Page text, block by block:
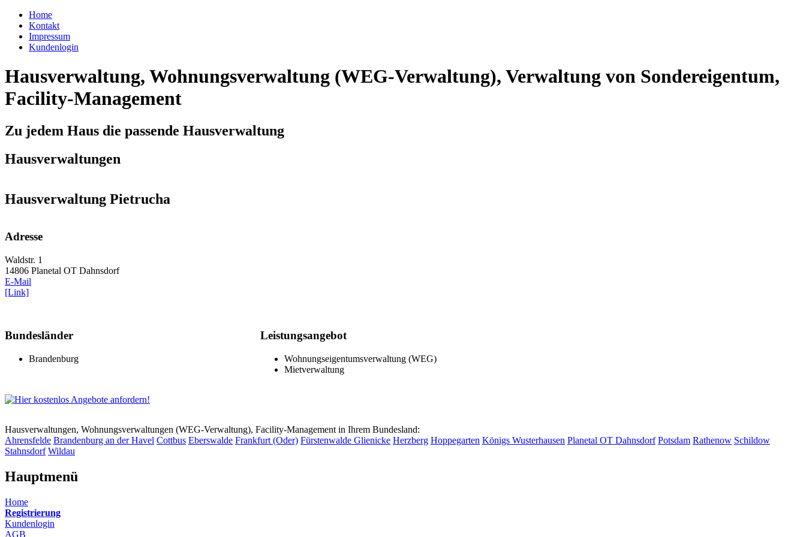
Home
Kontakt
Impressum
Kundenlogin
Hausverwaltung, Wohnungsverwaltung (WEG-Verwaltung), Verwaltung von Sondereigentum,
Facility-Management
Zu jedem Haus die passende Hausverwaltung
Hausverwaltungen
Hausverwaltung Pietrucha
Adresse
Waldstr. 1
14806 Planetal OT Dahnsdorf
E-Mail
[Link]
Bundesländer
Brandenburg
Leistungsangebot
Wohnungseigentumsverwaltung (WEG)
Mietverwaltung
Hausverwaltungen, Wohnungsverwaltungen (WEG-Verwaltung), Facility-Management in Ihrem Bundesland:
Ahrensfelde Brandenburg an der Havel Cottbus Eberswalde Frankfurt (Oder) Fürstenwalde Glienicke Herzberg Hoppegarten Königs Wusterhausen Planetal OT Dahnsdorf Potsdam Rathenow Schildow
Stahnsdorf Wildau
Hauptmenü
Home
Registrierung
Kundenlogin
AGB